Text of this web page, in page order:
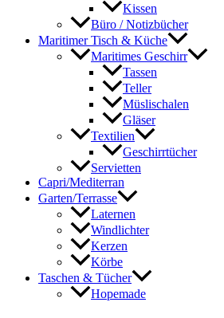
Kissen
Büro / Notizbücher
Maritimer Tisch & Küche
Maritimes Geschirr
Tassen
Teller
Müslischalen
Gläser
Textilien
Geschirrtücher
Servietten
Capri/Mediterran
Garten/Terrasse
Laternen
Windlichter
Kerzen
Körbe
Taschen & Tücher
Hopemade